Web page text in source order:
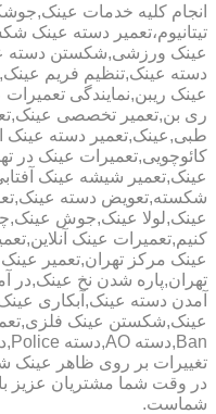
انجام کلیه خدمات
تیتانیوم،تعمیر دسته عینک
عینک ورزشی,شکستن دسته
دسته عینک,تنظیم فریم
عینک ریبن,نمایندگی
ری بن,تعمیر تخصصی
طبی,عینک,تعمیر دسته عینک
کائوچویی,تعمیرات عینک در
عینک,تعمیر شیشه عینک
شکسته,تعویض دسته
عینک,لولا عینک,جوش
کنیم,تعمیرات عینک
عینک مرکز تهران,تعمیر
تهران,پاره شدن نخ
آمدن دسته عینک,آبکاری
تغییرات بر روی ظاهر عینک
در وقت شما مشتریان عزیز
شماست.